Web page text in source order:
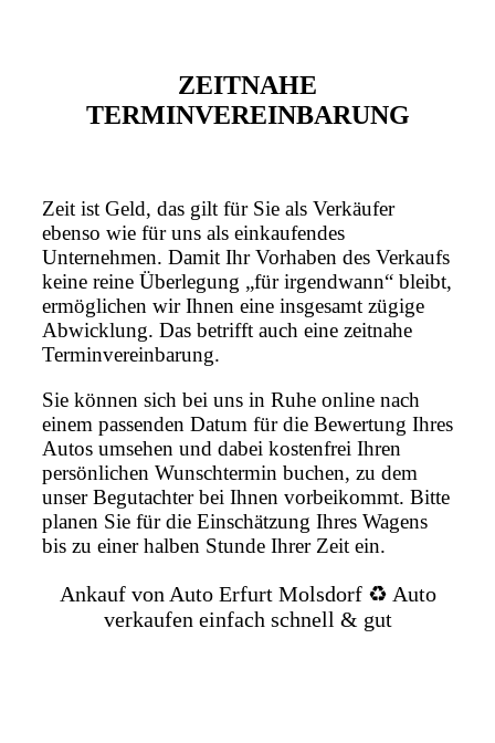
ZEITNAHE
TERMINVEREINBARUNG
Zeit ist Geld, das gilt für Sie als Verkäufer
ebenso wie für uns als einkaufendes
Unternehmen. Damit Ihr Vorhaben des Verkaufs
keine reine Überlegung „für irgendwann“ bleibt,
ermöglichen wir Ihnen eine insgesamt zügige
Abwicklung. Das betrifft auch eine zeitnahe
Terminvereinbarung.
Sie können sich bei uns in Ruhe online nach
einem passenden Datum für die Bewertung Ihres
Autos umsehen und dabei kostenfrei Ihren
persönlichen Wunschtermin buchen, zu dem
unser Begutachter bei Ihnen vorbeikommt. Bitte
planen Sie für die Einschätzung Ihres Wagens
bis zu einer halben Stunde Ihrer Zeit ein.
Ankauf von Auto Erfurt Molsdorf ♻️ Auto
verkaufen einfach schnell & gut